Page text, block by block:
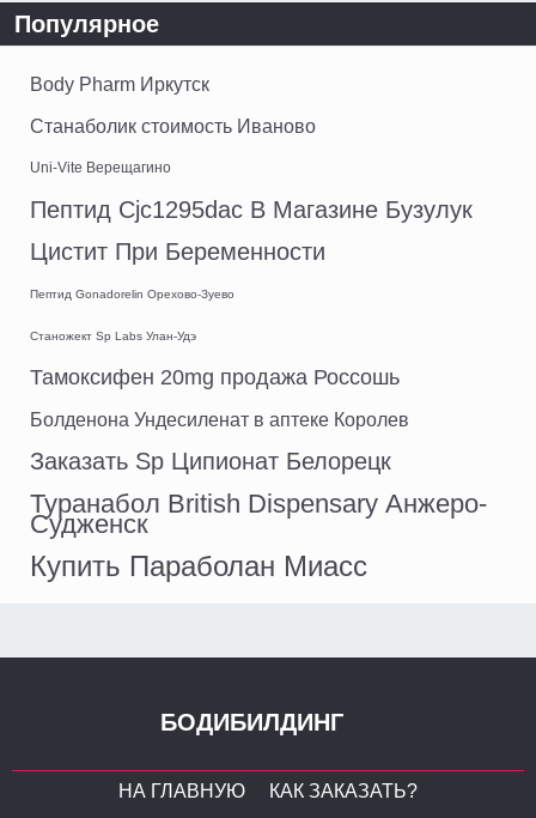
Популярное
Body Pharm Иркутск
Станаболик стоимость Иваново
Uni-Vite Верещагино
Пептид Cjc1295dac В Магазине Бузулук
Цистит При Беременности
Пептид Gonadorelin Орехово-Зуево
Станожект Sp Labs Улан-Удэ
Тамоксифен 20mg продажа Россошь
Болденона Ундесиленат в аптеке Королев
Заказать Sp Ципионат Белорецк
Туранабол British Dispensary Анжеро-
Судженск
Купить Параболан Миасс
БОДИБИЛДИНГ
НА ГЛАВНУЮ КАК ЗАКАЗАТЬ?